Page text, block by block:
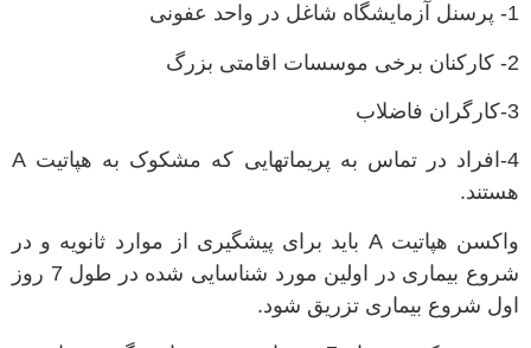
1- پرسنل آزمایشگاه شاغل در واحد عفونی
2- کارکنان برخی موسسات اقامتی بزرگ
3-کارگران فاضلاب
4-افراد در تماس به پریماتهایی که مشکوک به هپاتیت A
هستند.
واکسن هپاتیت A باید برای پیشگیری از موارد ثانویه و در
شروع بیماری در اولین مورد شناسایی شده در طول 7 روز
اول شروع بیماری تزریق شود.